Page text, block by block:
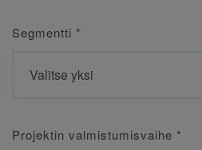
Segmentti *
Projektin valmistumisvaihe *